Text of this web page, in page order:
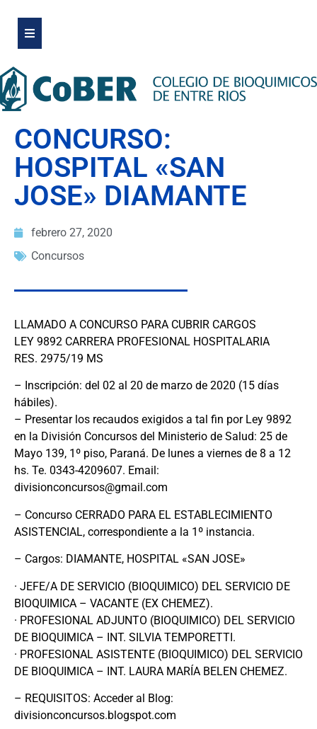
CONCURSO:
HOSPITAL «SAN
JOSE» DIAMANTE
febrero 27, 2020
Concursos
LLAMADO A CONCURSO PARA CUBRIR CARGOS
LEY 9892 CARRERA PROFESIONAL HOSPITALARIA
RES. 2975/19 MS
– Inscripción: del 02 al 20 de marzo de 2020 (15 días
hábiles).
– Presentar los recaudos exigidos a tal fin por Ley 9892
en la División Concursos del Ministerio de Salud: 25 de
Mayo 139, 1º piso, Paraná. De lunes a viernes de 8 a 12
hs. Te. 0343-4209607. Email:
divisionconcursos@gmail.com
– Concurso CERRADO PARA EL ESTABLECIMIENTO
ASISTENCIAL, correspondiente a la 1º instancia.
– Cargos: DIAMANTE, HOSPITAL «SAN JOSE»
· JEFE/A DE SERVICIO (BIOQUIMICO) DEL SERVICIO DE
BIOQUIMICA – VACANTE (EX CHEMEZ).
· PROFESIONAL ADJUNTO (BIOQUIMICO) DEL SERVICIO
DE BIOQUIMICA – INT. SILVIA TEMPORETTI.
· PROFESIONAL ASISTENTE (BIOQUIMICO) DEL SERVICIO
DE BIOQUIMICA – INT. LAURA MARÍA BELEN CHEMEZ.
– REQUISITOS: Acceder al Blog:
divisionconcursos.blogspot.com